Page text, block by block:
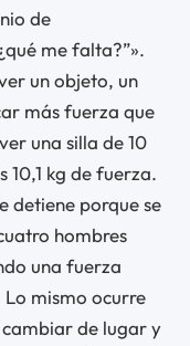
de
me falta?”».
un objeto, un
más fuerza que
una silla de 10
10,1 kg de fuerza.
detiene porque se
hombres
una fuerza
Lo mismo ocurre
de lugar y